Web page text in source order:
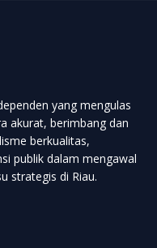
yang mengulas
akurat, berimbang dan
berkualitas,
publik dalam mengawal
strategis di Riau.